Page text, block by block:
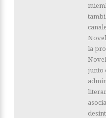
la
junto